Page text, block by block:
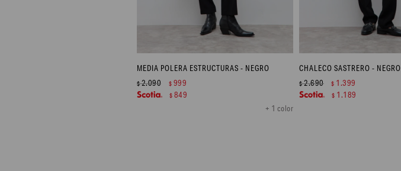
MEDIA POLERA ESTRUCTURAS - NEGRO
+ 1 color
$2.090 $ 999
$ 849
CHALECO SASTRERO - NEGRO
$2.690 $ 1.399
$ 1.189